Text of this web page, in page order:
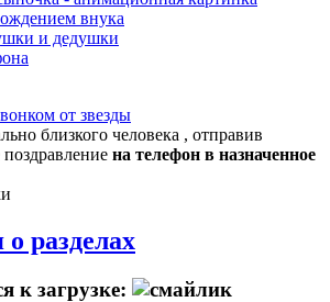
внука
и дедушки
близкого человека , отправив
на телефон в назначенное
разделах
к загрузке: